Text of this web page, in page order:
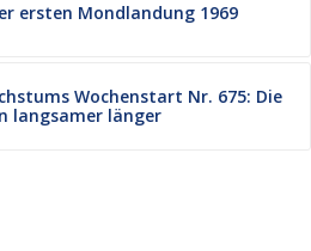
ersten Mondlandung 1969
Wochenstart Nr. 675: Die
langsamer länger